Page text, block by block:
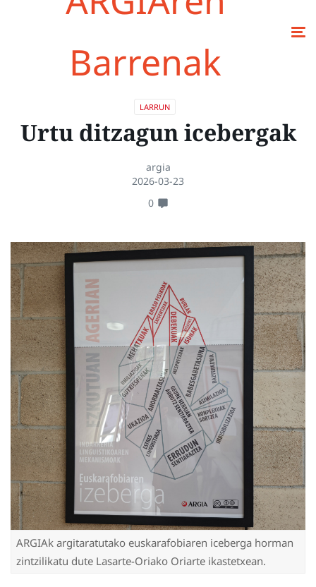
Barrenak
LARRUN
Urtu ditzagun icebergak
argia
2026-03-23
0
ARGIAk argitaratutako euskarafobiaren iceberga horman
zintzilikatu dute Lasarte-Oriako Oriarte ikastetxean.